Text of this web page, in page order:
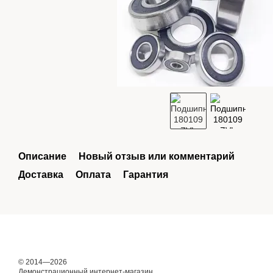
Описание
Новый отзыв или комментарий
Доставка
Оплата Гарантия
© 2014—2026